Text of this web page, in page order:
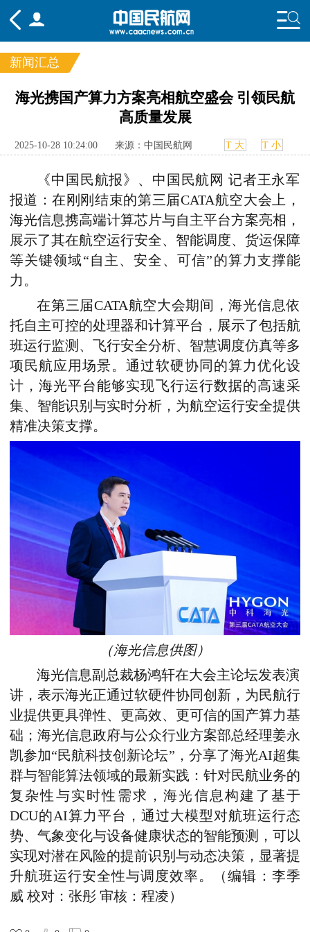
频道
国内
航图 智库 专题 舆情
新闻汇总
海光携国产算力方案亮相航空盛会 引领民航
高质量发展
2025-10-28 10:24:00 来源：中国民航网 T 大 T 小
《中国民航报》、中国民航网 记者王永军
报道： 在刚刚结束的第三届CATA航空大会上，
海光信息携高端计算芯片与自主平台方案亮相，
展示了其在航空运行安全、智能调度、货运保障
等关键领域“自主、安全、可信”的算力支撑能
力。
在第三届CATA航空大会期间，海光信息依
托自主可控的处理器和计算平台，展示了包括航
班运行监测、飞行安全分析、智慧调度仿真等多
项民航应用场景。通过软硬协同的算力优化设
计，海光平台能够实现飞行运行数据的高速采
集、智能识别与实时分析，为航空运行安全提供
精准决策支撑。
（海光信息供图）
海光信息副总裁杨鸿轩在大会主论坛发表演
讲，表示海光正通过软硬件协同创新，为民航行
业提供更具弹性、更高效、更可信的国产算力基
础； 海光信息政府与公众行业方案部总经理姜永
凯参加“民航科技创新论坛”，分享了海光AI超集
群与智能算法领域的最新实践：针对民航业务的
复杂性与实时性需求，海光信息构建了基于
DCU的AI算力平台，通过大模型对航班运行态
势、气象变化与设备健康状态的智能预测，可以
实现对潜在风险的提前识别与动态决策，显著提
升航班运行安全性与调度效率。
（编辑：李季
威 校对：张彤 审核：程凌）